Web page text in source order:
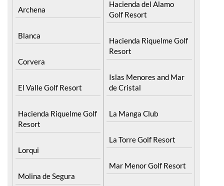
Archena
Blanca
Corvera
El Valle Golf Resort
Hacienda Riquelme Golf
Resort
Lorqui
Molina de Segura
Hacienda del Alamo
Golf Resort
Hacienda Riquelme Golf
Resort
Islas Menores and Mar
de Cristal
La Manga Club
La Torre Golf Resort
Mar Menor Golf Resort